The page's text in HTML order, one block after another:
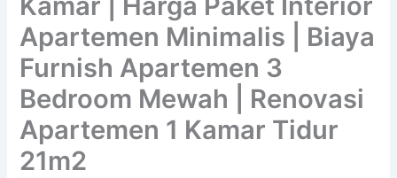
Apartemen Minimalis | Biaya
Furnish Apartemen 3
Bedroom Mewah | Renovasi
Apartemen 1 Kamar Tidur
21m2